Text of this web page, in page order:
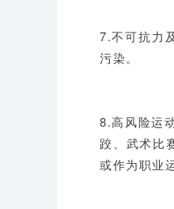
7.不可抗力
污染。
8.高风险运
跤、武术比
或作为职业